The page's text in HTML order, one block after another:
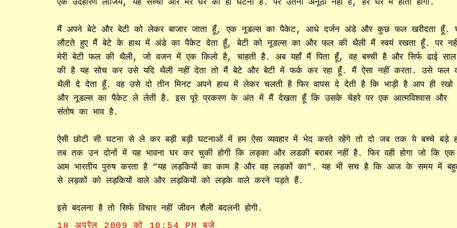
एक उदहारण लीजिये, यह सच्ची और मेरे घर की ही घटना है. पर उतना अनूठा नहीं है, हर घर में होता होगा.
मैं अपने बेटे और बेटी को लेकर बाजार जाता हूँ, एक नूडल्स का पैकेट, आधे दर्जन अंडे और कुछ फल खरीदता हूँ.
लौटते हुए मैं बेटे के हाथ में अंडे का पैकेट देता हूँ, बेटी को नूडल्स का और फल की थैली मैं स्वयं रखता हूँ. पर
मेरी बेटी फल की थैली, जो वजन में एक किलो है, चाहती है. अब यहाँ मैं पिता हूँ, वह बच्ची है और सिर्फ ढाई साल
की है यह सोच कर उसे यदि थैली नहीं देता तो मैं बेटे और बेटी में फर्क कर रहा हूँ. मैं ऐसा नहीं करता. उसे फल
थैली दे देता हूँ. वह उसे दो तीन मिनट अपने हाथ में लेकर चलती है फिर वापस दे देती है कि भाड़ी है आप ही रखो
और नूडल्स का पैकेट ले लेती है. इस पूरे प्रकरण के अंत में मैं देखता हूँ कि उसके चेहरे पर एक आत्मविश्वास और
संतोष का भाव है.
ऐसी छोटी सी घटना से ले कर बड़ी बड़ी घटनाओं में हम ऐसा व्यवहार में भेद करते रहेंगे तो दो जब तक ये बच्चे बड़े
तब तक उन दोनों में यह भावना घर कर चुकी होगी कि लड़का और लडकी बराबर नहीं है. फिर वही होगा जो कि एक
आम भारतीय पुरुष करता है "यह लड़कियों का काम है और वह लड़कों का". यह भी सच है कि आज के समय में
से लड़कों को लड़कियों वाले और लड़कियों को लड़के वाले करने पड़ते हैं.
इसे बदलना है तो सिर्फ विचार नहीं जीवन शैली बदलनी होगी.
18 अप्रैल 2009 को 10:54 PM बजे